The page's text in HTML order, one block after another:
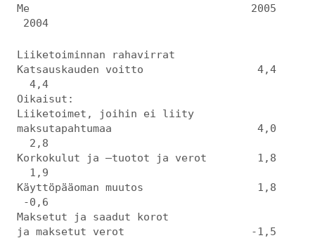
Me 2005
2004
Liiketoiminnan rahavirrat
Katsauskauden voitto 4,4
4,4
Oikaisut:
Liiketoimet, joihin ei liity
maksutapahtumaa 4,0
2,8
Korkokulut ja –tuotot ja verot 1,8
1,9
Käyttöpääoman muutos 1,8
-0,6
Maksetut ja saadut korot
ja maksetut verot -1,5